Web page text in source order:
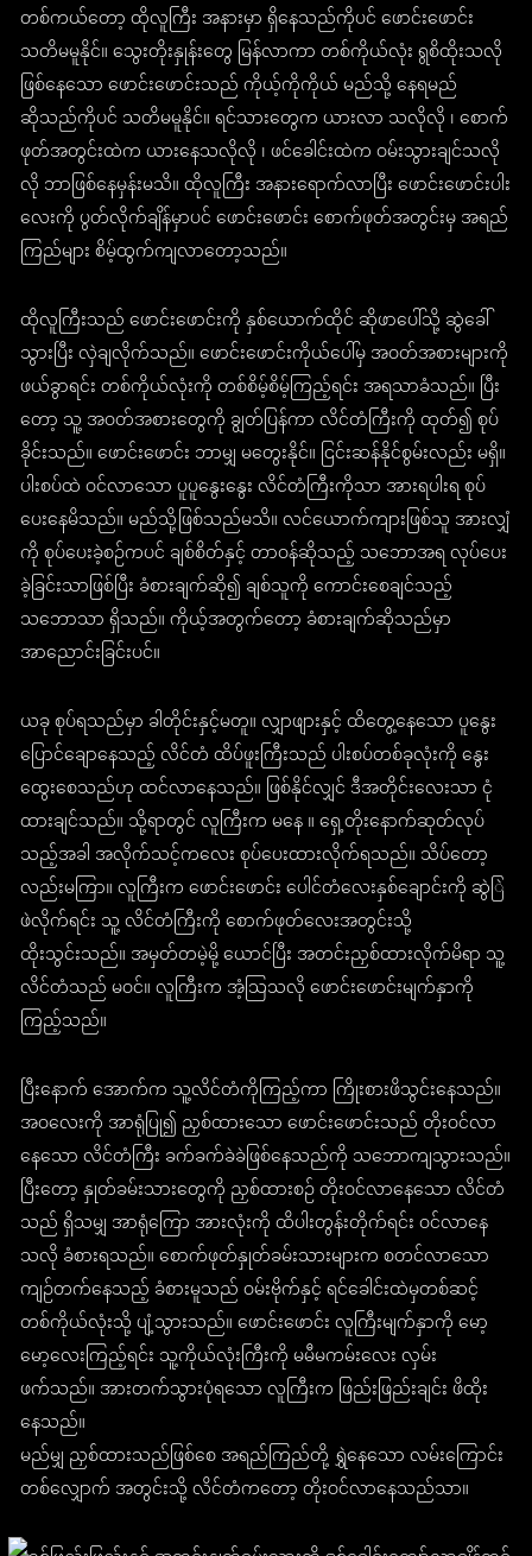
တစ်ကယ်တော့ ထိုလူကြီး အနားမှာ ရှိနေသည်ကိုပင် ဖောင်းဖောင်း
သတိမမူနိုင်။ သွေးတိုးနှုန်းတွေ မြန်လာကာ တစ်ကိုယ်လုံး ရွစိထိုးသလို
ဖြစ်နေသော ဖောင်းဖောင်းသည် ကိုယ့်ကိုကိုယ် မည်သို့ နေရမည်
ဆိုသည်ကိုပင် သတိမမူနိုင်။ ရင်သားတွေက ယားလာ သလိုလို ၊ စောက်
ဖုတ်အတွင်းထဲက ယားနေသလိုလို ၊ ဖင်ခေါင်းထဲက ဝမ်းသွားချင်သလို
လို ဘာဖြစ်နေမှန်းမသိ။ ထိုလူကြီး အနားရောက်လာပြီး ဖောင်းဖောင်းပါး
လေးကို ပွတ်လိုက်ချိန်မှာပင် ဖောင်းဖောင်း စောက်ဖုတ်အတွင်းမှ အရည်
ကြည်များ စိမ့်ထွက်ကျလာတော့သည်။
ထိုလူကြီးသည် ဖောင်းဖောင်းကို နှစ်ယောက်ထိုင် ဆိုဖာပေါ်သို့ ဆွဲခေါ်
သွားပြီး လှဲချလိုက်သည်။ ဖောင်းဖောင်းကိုယ်ပေါ်မှ အဝတ်အစားများကို
ဖယ်ခွာရင်း တစ်ကိုယ်လုံးကို တစ်စိမ့်စိမ့်ကြည့်ရင်း အရသာခံသည်။ ပြီး
တော့ သူ့ အဝတ်အစားတွေကို ချွတ်ပြန်ကာ လိင်တံကြီးကို ထုတ်၍ စုပ်
ခိုင်းသည်။ ဖောင်းဖောင်း ဘာမျှ မတွေးနိုင်။ ငြင်းဆန်နိုင်စွမ်းလည်း မရှိ။
ပါးစပ်ထဲ ဝင်လာသော ပူပူနွေးနွေး လိင်တံကြီးကိုသာ အားရပါးရ စုပ်
ပေးနေမိသည်။ မည်သို့ဖြစ်သည်မသိ။ လင်ယောက်ကျားဖြစ်သူ အားလျှံ
ကို စုပ်ပေးခဲ့စဉ်ကပင် ချစ်စိတ်နှင့် တာဝန်ဆိုသည့် သဘောအရ လုပ်ပေး
ခဲ့ခြင်းသာဖြစ်ပြီး ခံစားချက်ဆို၍ ချစ်သူကို ကောင်းစေချင်သည့်
သဘောသာ ရှိသည်။ ကိုယ့်အတွက်တော့ ခံစားချက်ဆိုသည်မှာ
အာညောင်းခြင်းပင်။
ယခု စုပ်ရသည်မှာ ခါတိုင်းနှင့်မတူ။ လျှာဖျားနှင့် ထိတွေ့နေသော ပူနွေး
ပြောင်ချောနေသည့် လိင်တံ ထိပ်ဖူးကြီးသည် ပါးစပ်တစ်ခုလုံးကို နွေး
ထွေးစေသည်ဟု ထင်လာနေသည်။ ဖြစ်နိုင်လျှင် ဒီအတိုင်းလေးသာ ငုံ
ထားချင်သည်။ သို့ရာတွင် လူကြီးက မနေ ။ ရှေ့တိုးနောက်ဆုတ်လုပ်
သည့်အခါ အလိုက်သင့်ကလေး စုပ်ပေးထားလိုက်ရသည်။ သိပ်တော့
လည်းမကြာ။ လူကြီးက ဖောင်းဖောင်း ပေါင်တံလေးနှစ်ချောင်းကို ဆွဲြဲ
ဖဲလိုက်ရင်း သူ့ လိင်တံကြီးကို စောက်ဖုတ်လေးအတွင်းသို့
ထိုးသွင်းသည်။ အမှတ်တမဲ့မို့ ယောင်ပြီး အတင်းညှစ်ထားလိုက်မိရာ သူ့
လိင်တံသည် မဝင်။ လူကြီးက အံ့သြသလို ဖောင်းဖောင်းမျက်နှာကို
ကြည့်သည်။
ပြီးနောက် အောက်က သူ့လိင်တံကိုကြည့်ကာ ကြိုးစားဖိသွင်းနေသည်။
အဝလေးကို အာရုံပြု၍ ညှစ်ထားသော ဖောင်းဖောင်းသည် တိုးဝင်လာ
နေသော လိင်တံကြီး ခက်ခက်ခဲခဲဖြစ်နေသည်ကို သဘောကျသွားသည်။
ပြီးတော့ နှုတ်ခမ်းသားတွေကို ညှစ်ထားစဉ် တိုးဝင်လာနေသော လိင်တံ
သည် ရှိသမျှ အာရုံကြော အားလုံးကို ထိပါးတွန်းတိုက်ရင်း ဝင်လာနေ
သလို ခံစားရသည်။ စောက်ဖုတ်နှုတ်ခမ်းသားများက စတင်လာသော
ကျဉ်တက်နေသည့် ခံစားမူသည် ဝမ်းဗိုက်နှင့် ရင်ခေါင်းထဲမှတစ်ဆင့်
တစ်ကိုယ်လုံးသို့ ပျံ့သွားသည်။ ဖောင်းဖောင်း လူကြီးမျက်နှာကို မော့
မော့လေးကြည့်ရင်း သူ့ကိုယ်လုံးကြီးကို မမီမကမ်းလေး လှမ်း
ဖက်သည်။ အားတက်သွားပုံရသော လူကြီးက ဖြည်းဖြည်းချင်း ဖိထိုး
နေသည်။
မည်မျှ ညှစ်ထားသည်ဖြစ်စေ အရည်ကြည်တို့ ရွှဲနေသော လမ်းကြောင်း
တစ်လျှောက် အတွင်းသို့ လိင်တံကတော့ တိုးဝင်လာနေသည်သာ။